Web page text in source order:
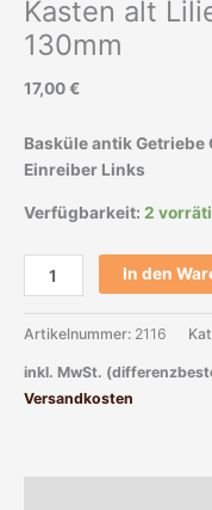
Kasten alt
130mm
17,00€
Basküle antik Getriebe
Einreiber Links
Verfügbarkeit: 2
In den
Artikelnummer: 2116
inkl. MwSt.
Versandkosten